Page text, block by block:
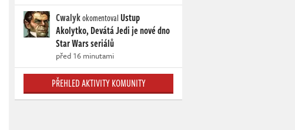
CwalykokomentovalUstup
Akolytko, Devátá Jedi je nové dno
Star Wars seriálů
před 16 minutami
PŘEHLED AKTIVITY KOMUNITY